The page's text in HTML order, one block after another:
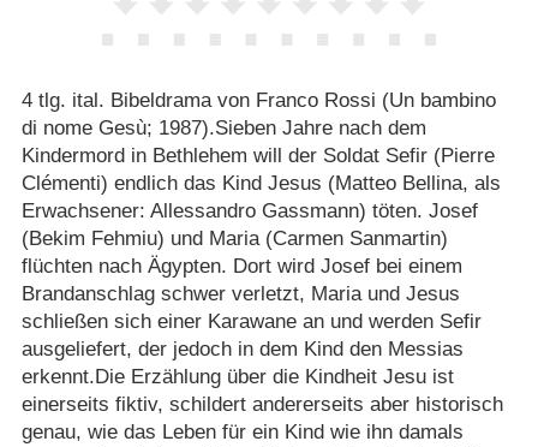
4 tlg. ital. Bibeldrama von Franco Rossi (Un bambino
di nome Gesù; 1987).Sieben Jahre nach dem
Kindermord in Bethlehem will der Soldat Sefir (Pierre
Clémenti) endlich das Kind Jesus (Matteo Bellina, als
Erwachsener: Allessandro Gassmann) töten. Josef
(Bekim Fehmiu) und Maria (Carmen Sanmartin)
flüchten nach Ägypten. Dort wird Josef bei einem
Brandanschlag schwer verletzt, Maria und Jesus
schließen sich einer Karawane an und werden Sefir
ausgeliefert, der jedoch in dem Kind den Messias
erkennt.Die Erzählung über die Kindheit Jesu ist
einerseits fiktiv, schildert andererseits aber historisch
genau, wie das Leben für ein Kind wie ihn damals